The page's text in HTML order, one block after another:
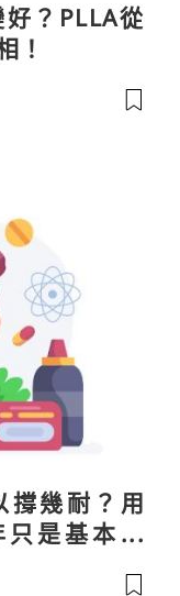
？PLLA從
！
幾耐？用
是基本操